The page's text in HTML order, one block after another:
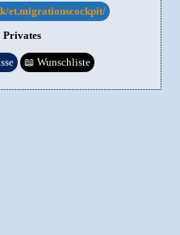
et.migrationscockpit/
Privates
📖 Wunschliste